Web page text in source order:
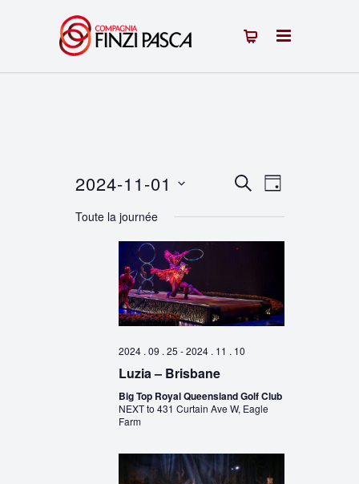
Recherche
et
navigation
vues
Évènements
RECHERCHE
Navigation
de
vues
JOUR
2024-11-01
une
Toute la journée
2024 . 09 . 25 -2024 . 11 . 10
Luzia – Brisbane
Big Top Royal Queensland Golf Club
NEXT to 431 Curtain Ave W, Eagle
Farm